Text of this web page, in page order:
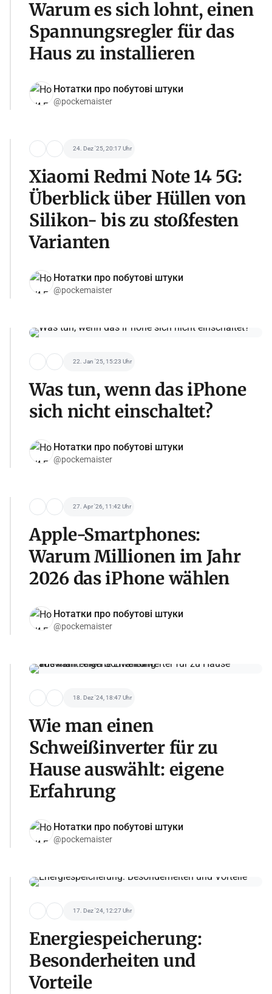
Warum es sich lohnt, einen
Spannungsregler für das
Haus zu installieren
Нотатки про побутові штуки
@pockemaister
24. Dez '25, 20:17 Uhr
Xiaomi Redmi Note 14 5G:
Überblick über Hüllen von
Silikon- bis zu stoßfesten
Varianten
Нотатки про побутові штуки
@pockemaister
22. Jan '25, 15:23 Uhr
Was tun, wenn das iPhone
sich nicht einschaltet?
Нотатки про побутові штуки
@pockemaister
27. Apr '26, 11:42 Uhr
Apple-Smartphones:
Warum Millionen im Jahr
2026 das iPhone wählen
Нотатки про побутові штуки
@pockemaister
18. Dez '24, 18:47 Uhr
Wie man einen
Schweißinverter für zu
Hause auswählt: eigene
Erfahrung
Нотатки про побутові штуки
@pockemaister
17. Dez '24, 12:27 Uhr
Energiespeicherung:
Besonderheiten und
Vorteile